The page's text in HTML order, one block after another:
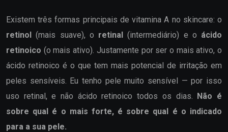
Existem três formas principais de vitamina A no skincare: o
retinol (mais suave), o retinal (intermediário) e o ácido
retinoico (o mais ativo). Justamente por ser o mais ativo, o
ácido retinoico é o que tem mais potencial de irritação em
peles sensíveis. Eu tenho pele muito sensível — por isso
uso retinal, e não ácido retinoico todos os dias. Não é
sobre qual é o mais forte, é sobre qual é o indicado
para a sua pele.